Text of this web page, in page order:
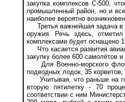
закупка комплексов С-500,
промышленный район, но и
наиболее вероятно
Третья важнейшая задача в
оружия. Речь здесь,
комплексами будет оснащено
Что касается развития
закупку более 600 самолётов
Для Военно-морского флота
подводных лодок, 35 корветов,
Учитывая, что раньше на
вторую пятилетку - 70
соответствии с ним